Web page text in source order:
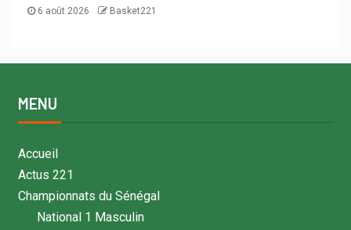
6 août 2026 Basket221
MENU
Accueil
Actus 221
Championnats du Sénégal
National 1 Masculin